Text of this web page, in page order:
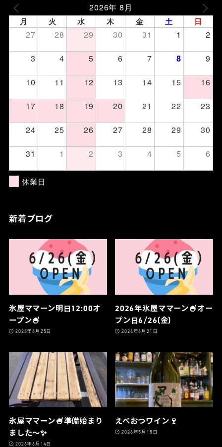
2026年 8月
月 火 水 木 金 土 日
27 28 29 30 31 1
2
3
4 5 6 7 8
9
10
11 12 13 14 15
16
17
18 19 20 21 22
23
24
25 26 27 28 29
30
31
1 2 3 4 5 6
休業日
新着ブログ
氷屋ママーン明日12:00オ
ープン🍧
2026年6月25日
2026年氷屋ママーン🍧オー
プン日6/26(金)
2026年6月21日
氷屋ママーン🍧準備始まり
ました〜✨
2026年6月14日
えべおつワイン🍷
2026年5月15日